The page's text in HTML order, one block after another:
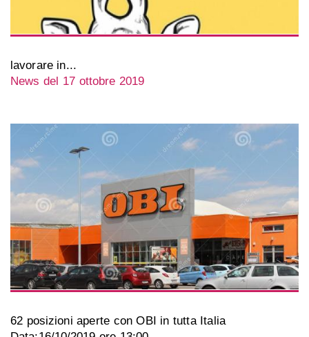
lavorare in...
News del 17 ottobre 2019
62 posizioni aperte con OBI in tutta Italia